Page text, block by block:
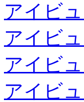
アイビ
アイビ
アイビ
アイビ